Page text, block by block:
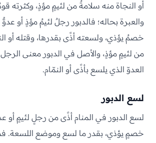
أو النجاة منه سلامةٌ من لئيمٍ مؤذٍ، وكثرته
والعبرة بحاله؛ فالدبور رجلٌ لئيمٌ مؤذٍ أو عدوٌّ
خصمٌ يؤذي، ولسعته أذًى بقدرها، وقتله أو
من لئيمٍ مؤذٍ، والأصل في الدبور معنى الرجل
العدوّ الذي يلسع بأذًى أو النمّام.
لسع الدبور
لسع الدبور في المنام أذًى من رجلٍ لئيمٍ أو
خصمٍ يؤذي، بقدر ما لسع وموضع اللسعة.